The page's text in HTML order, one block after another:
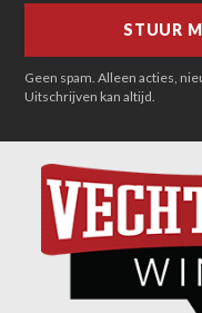
Geen spam. Alleen acties,
Uitschrijven kan altijd.